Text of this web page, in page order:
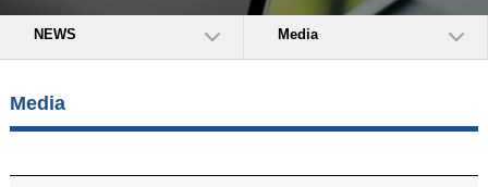
NEWS Media
Media